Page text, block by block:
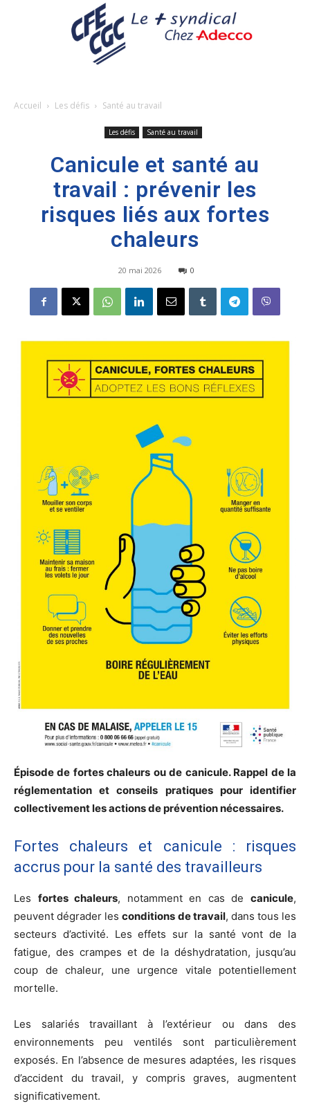
Accueil Les défis Santé au travail
Les défis Santé au travail
Canicule et santé au
travail : prévenir les
risques liés aux fortes
chaleurs
20 mai 2026 0
Épisode de fortes chaleurs ou de canicule. Rappel de la
réglementation et conseils pratiques pour identifier
collectivement les actions de prévention nécessaires.
Fortes chaleurs et canicule : risques
accrus pour la santé des travailleurs
Les fortes chaleurs, notamment en cas decanicule,
peuvent dégrader lesconditions de travail, dans tous les
secteurs d’activité. Les effets sur la santé vont de la
fatigue, des crampes et de la déshydratation, jusqu’au
coup de chaleur, une urgence vitale potentiellement
mortelle.
Les salariés travaillant à l’extérieur ou dans des
environnements peu ventilés sont particulièrement
exposés. En l’absence de mesures adaptées, les risques
d’accident du travail, y compris graves, augmentent
significativement.